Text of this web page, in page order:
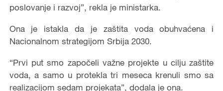
poslovanje i razvoj”, rekla je ministarka.
Ona je istakla da je zaštita voda obuhvaćena i
Nacionalnom strategijom Srbija 2030.
“Prvi put smo započeli važne projekte u cilju zaštite
voda, a samo u protekla tri meseca krenuli smo sa
realizacijom sedam projekata”, dodala je ona.